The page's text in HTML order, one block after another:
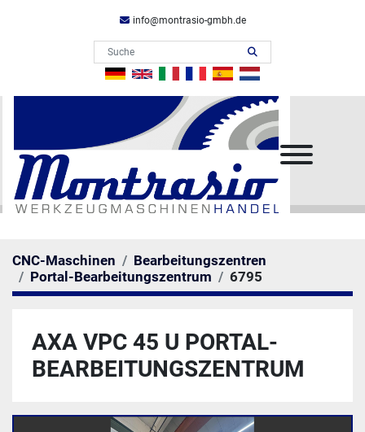
info@montrasio-gmbh.de
CNC-Maschinen
Bearbeitungszentren
Portal-Bearbeitungszentrum
6795
AXA VPC 45 U PORTAL-
BEARBEITUNGSZENTRUM